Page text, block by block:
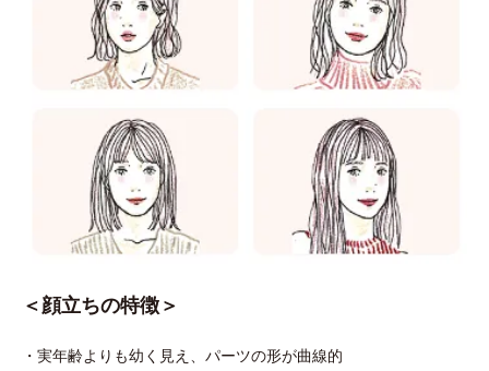
＜顔立ちの特徴＞
・実年齢よりも幼く見え、パーツの形が曲線的